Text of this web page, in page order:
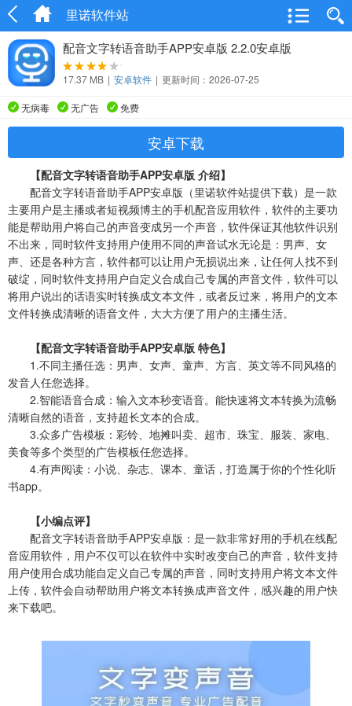
里诺软件站
配音文字转语音助手APP安卓版 2.2.0安卓版
17.37 MB | 安卓软件 | 更新时间：2026-07-25
无病毒 无广告 免费
安卓下载
【配音文字转语音助手APP安卓版 介绍】
配音文字转语音助手APP安卓版（里诺软件站提供下载）是一款
主要用户是主播或者短视频博主的手机配音应用软件，软件的主要功
能是帮助用户将自己的声音变成另一个声音，软件保证其他软件识别
不出来，同时软件支持用户使用不同的声音试水无论是：男声、女
声、还是各种方言，软件都可以让用户无损说出来，让任何人找不到
破绽，同时软件支持用户自定义合成自己专属的声音文件，软件可以
将用户说出的话语实时转换成文本文件，或者反过来，将用户的文本
文件转换成清晰的语音文件，大大方便了用户的主播生活。
【配音文字转语音助手APP安卓版 特色】
1.不同主播任选：男声、女声、童声、方言、英文等不同风格的
发音人任您选择。
2.智能语音合成：输入文本秒变语音。能快速将文本转换为流畅
清晰自然的语音，支持超长文本的合成。
3.众多广告模板：彩铃、地摊叫卖、超市、珠宝、服装、家电、
美食等多个类型的广告模板任您选择。
4.有声阅读：小说、杂志、课本、童话，打造属于你的个性化听
书app。
【小编点评】
配音文字转语音助手APP安卓版：是一款非常好用的手机在线配
音应用软件，用户不仅可以在软件中实时改变自己的声音，软件支持
用户使用合成功能自定义自己专属的声音，同时支持用户将文本文件
上传，软件会自动帮助用户将文本转换成声音文件，感兴趣的用户快
来下载吧。